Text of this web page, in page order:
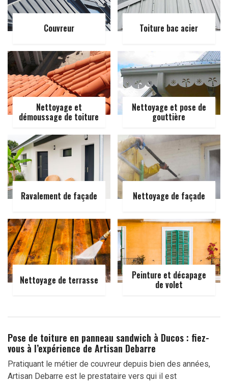
Couvreur Toiture bac acier
Nettoyage et
démoussage de toiture
Nettoyage et pose de
gouttière
Ravalement de façade Nettoyage de façade
Nettoyage de terrasse Peinture et décapage
de volet
Pose de toiture en panneau sandwich à Ducos : fiez-
vous à l’expérience de Artisan Debarre
Pratiquant le métier de couvreur depuis bien des années,
Artisan Debarre est le prestataire vers qui il est